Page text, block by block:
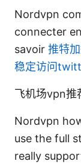
Nordvpn
connecter
savoir 推特
稳定访问
飞机场vpn推
Nordvpn
use the full
really